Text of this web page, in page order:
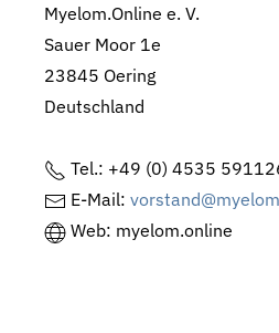
Myelom.Online e. V.
Sauer Moor 1e
23845 Oering
Deutschland
Tel.: +49 (0) 4535
E-Mail:
Web: myelom.online